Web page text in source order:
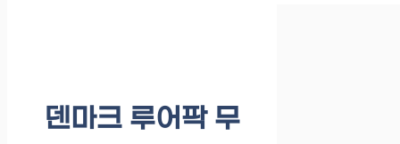
덴마크 루어팍 무